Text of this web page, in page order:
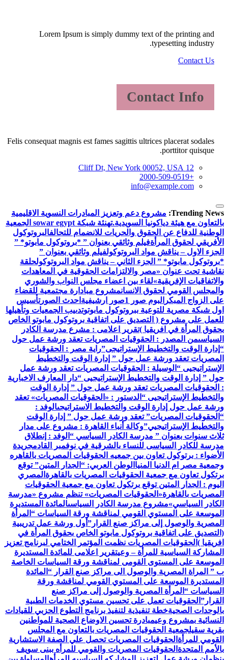
Lorem Ipsum is simply dummy text of the printing and
typesetting industry.
Contact Us
Contact Info
Felis consequat magnis est fames sagittis ultrices placerat sodales
porttitor quisque.
12 Cliff Dt, New York 00052, USA
+2000-509-0519
info@example.com
Trending News: مشروع دعم وتعزيز المبادرات النسوية الاقليمية
بالتعاون مع هيئة دياكونيا السويدية.
تهنئة شبكة sowar egypt الجمعية
الوطنية للدفاع عن الحقوق والحريات للانضمام للتحالفالبروتوكول
الأفريقي لحقوق المرأةفيلم وثائقي بعنوان ” *بروتوكول مابوتو* ”
الجزء الاول – يناقش مواد البروتوكولفيلم وثائقي بعنوان ”
*بروتوكول مابوتو* ” الجزء الثاني – يناقش مواد البروتوكولحلقة
نقاشية تحت عنوان «مصر والالتزامات الحقوقية في المعاهدات
والاتفاقيات الإفريقية»لقاء بين اعضاء مجلس النواب والشوري
والمجلس القومي لحقوق الانسانمشروع مبادارة مجتمعية للقضاء
على الزواج المبكر البوم صور 1 صور ارشيفية احدث الصورتأسيس
اول شبكة مصرية للتوعية ببروتوكول مابوتوتدىيب الجمعيات وتأهيلها
للعمل على مشروع ( التصديق على اتفاقية بروتوكول مابوتو الخاص
بحقوق المرأة في افريقيا )تقرير اعلامى : مشرع مدرسة الكادر
السياسىمن المصدر : الحقوقيات المصريات تعقد ورشة عمل حول
“إدارة الوقت والتخطيط الإستراتيجى”راية مصر : الحقوقيات
المصريات تعقد ورشة عمل حول ” إدارة الوقت والتخطيط
الإستراتيجيى “ الوسيلة : الحقوقيات المصريات تعقد ورشة عمل
حول ” إدارة الوقت والتخطيط الإستراتيجيى “دار المعارف الاخبارية
: الحقوقيات المصريات تعقد ورشة عمل حول ” إدارة الوقت
والتخطيط الإستراتيجيى “ الدستور : «الحقوقيات المصريات» تعقد
ورشة عمل حول إدارة الوقت والتخطيط الاستراتيجىالوفد :
“الحقوقيات المصريات” تعقد ورشة عمل حول ” إدارة الوقت
والتخطيط الإستراتيجيي”وكالة أنباء القاهرة : مشروع على مدار
ثلاث سنوات بعنوان ” مدرسة الكادر السياسي “ الوفد : إنطلاق
مدرسة للكادر السياسى للنساء بالشرقية في نوفمبر القادمجريدة
الأضواء : برتوكول تعاون بين جمعيه الحقوقيات المصريات بالقاهره
وجمعية مصر ام الدنيا المنيا الوطن العربي: “الجدار المتين” توقع
برتكول تعاون مع جمعية الحقوقيات المصريات بالقاهرة المصري
اليوم : الجدار المتين توقع برتكول تعاون مع جمعية الحقوقيات
المصريات بالقاهرة«الحقوقيات المصريات» تنظم مشروع «مدرسة
الكادر السياسي»مشروع مدرسة الكادر السياسىالمائدة المستديرة
الموسعة على المستوي القومي لمناقشة ورقة السياسات “المرأة
المصرية والوصول إلى مراكز صنع القرار” أول ورشة عمل تدريبية
(التصديق على اتفاقية بروتوكول مابوتو الخاص بحقوق المرأة في
افريقيا ) الحقوقيات المصريات نظمت المؤتمر الختامي لبرنامج تعزيز
المشاركة السياسية للمرأة – وعيتقرير اعلامى للمائدة المستديرة
الموسعة على المستوى القومى لمناقشة ورقة السياسات الخاصة
ب ” المراة المصرية والوصول الى مراكز صنع القرار “ المائدة
المستديرة الموسعة على المستوي القومي لمناقشة ورقة
السياسات “المرأة المصرية والوصول إلى مراكز صنع
القرار” الحقوقيات تعمل على تحسين مستوي الخدمات الطبية
بالوحدات الصحيةخطة تنفيذية لتنفيذ برنامج التطوع الحزبي للقيادات
النسائية بمشروع وعيمبادرة تحسين الاوضاع الصحية للمواطنين
بقرية سقيلجمعية الحقوقيات المصريات بالتعاون مع المجلس
القومي للمرأة الحقوقيات المصريات تحصل علي الصفة الاستشارية
بالأمم المتحدة الحقوقيات المصريات والقومي للمرأه ببنى سويف